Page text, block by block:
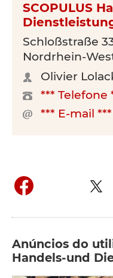
SCOPULUS
Schloßstraße
Nordrhein-
Olivier
*** Telefone
*** E-mail ***
Anúncios do
Handels-und